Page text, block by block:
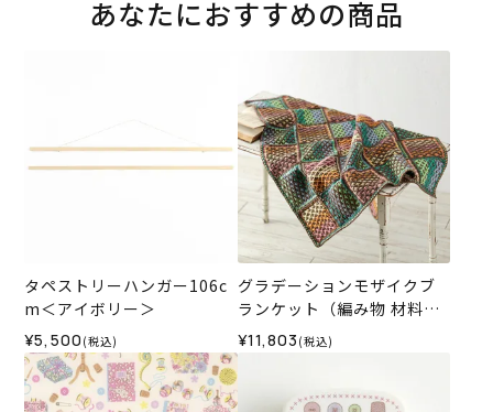
あなたにおすすめの商品
タペストリーハンガー106c
m＜アイボリー＞
¥5,500 (税込)
グラデーションモザイクブ
ランケット（編み物 材料セ
ット）
¥11,803 (税込)